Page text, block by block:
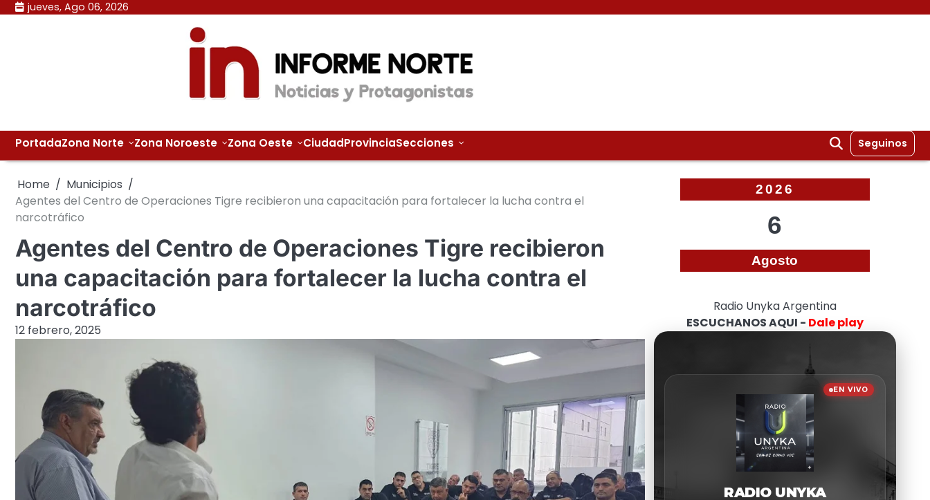
Skip jueves, Ago 06, 2026
PortadaZona Norte Zona Noroeste Zona Oeste CiudadProvinciaSecciones Seguinos
Home
Municipios
Agentes del Centro de Operaciones Tigre recibieron una capacitación para fortalecer la lucha contra el
narcotráfico
Agentes del Centro de Operaciones Tigre recibieron
una capacitación para fortalecer la lucha contra el
narcotráfico
12 febrero, 2025
2026
6
Agosto
Radio Unyka Argentina
ESCUCHANOS AQUI - Dale play